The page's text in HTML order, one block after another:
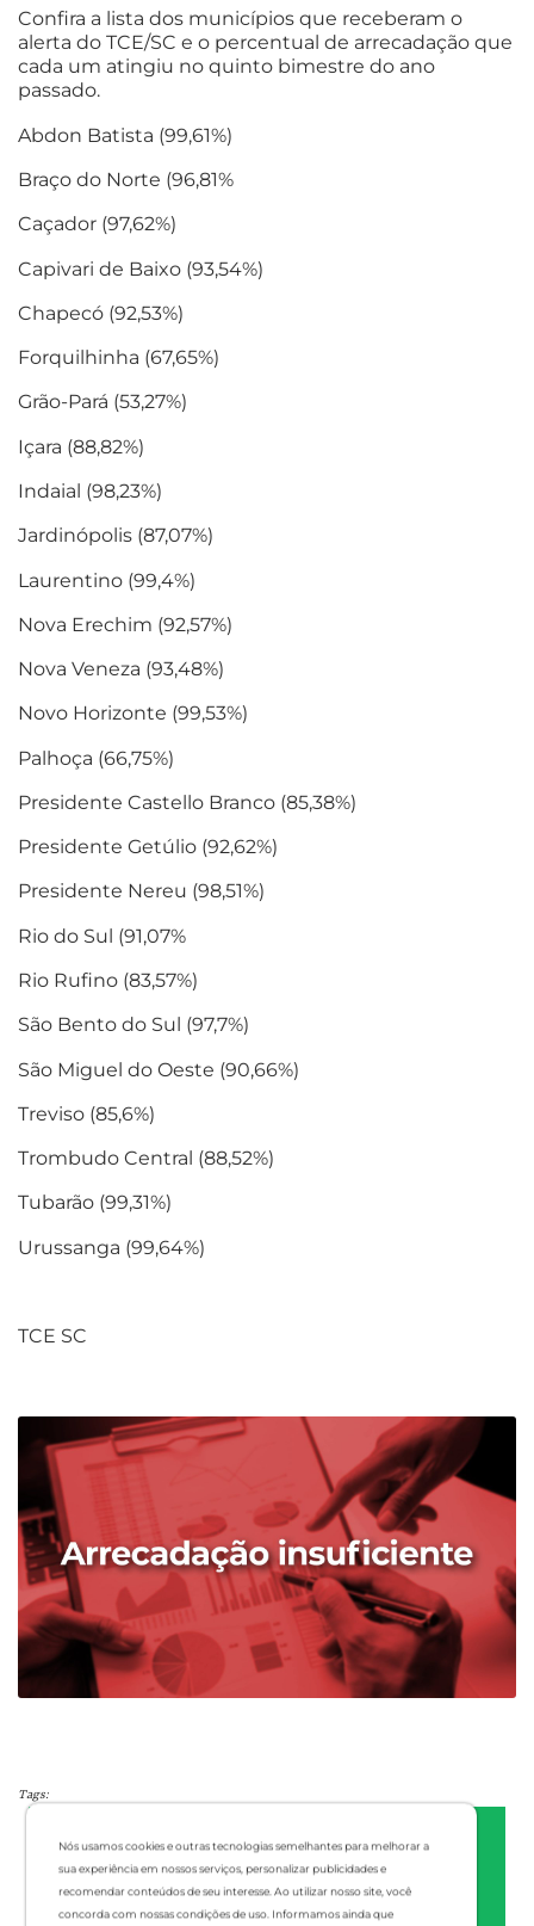
Nós usamos cookies e outras tecnologias semelhantes para melhorar a
sua experiência em nossos serviços, personalizar publicidades e
recomendar conteúdos de seu interesse. Ao utilizar nosso site, você
concorda com nossas condições de uso. Informamos ainda que
Confira a lista dos municípios que receberam o
alerta do TCE/SC e o percentual de arrecadação que
cada um atingiu no quinto bimestre do ano
passado.
Abdon Batista (99,61%)
Braço do Norte (96,81%
Caçador (97,62%)
Capivari de Baixo (93,54%)
Chapecó (92,53%)
Forquilhinha (67,65%)
Grão-Pará (53,27%)
Içara (88,82%)
Indaial (98,23%)
Jardinópolis (87,07%)
Laurentino (99,4%)
Nova Erechim (92,57%)
Nova Veneza (93,48%)
Novo Horizonte (99,53%)
Palhoça (66,75%)
Presidente Castello Branco (85,38%)
Presidente Getúlio (92,62%)
Presidente Nereu (98,51%)
Rio do Sul (91,07%
Rio Rufino (83,57%)
São Bento do Sul (97,7%)
São Miguel do Oeste (90,66%)
Treviso (85,6%)
Trombudo Central (88,52%)
Tubarão (99,31%)
Urussanga (99,64%)
TCE SC
Tags: